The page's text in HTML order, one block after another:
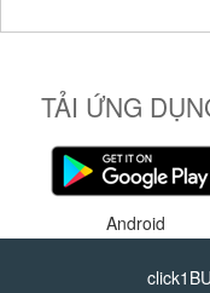
TẢI ỨNG
Android